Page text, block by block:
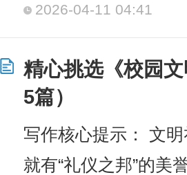
2026-04-11 04:41
精心挑选《校园
5篇）
写作核心提示： 文
就有“礼仪之邦”的美